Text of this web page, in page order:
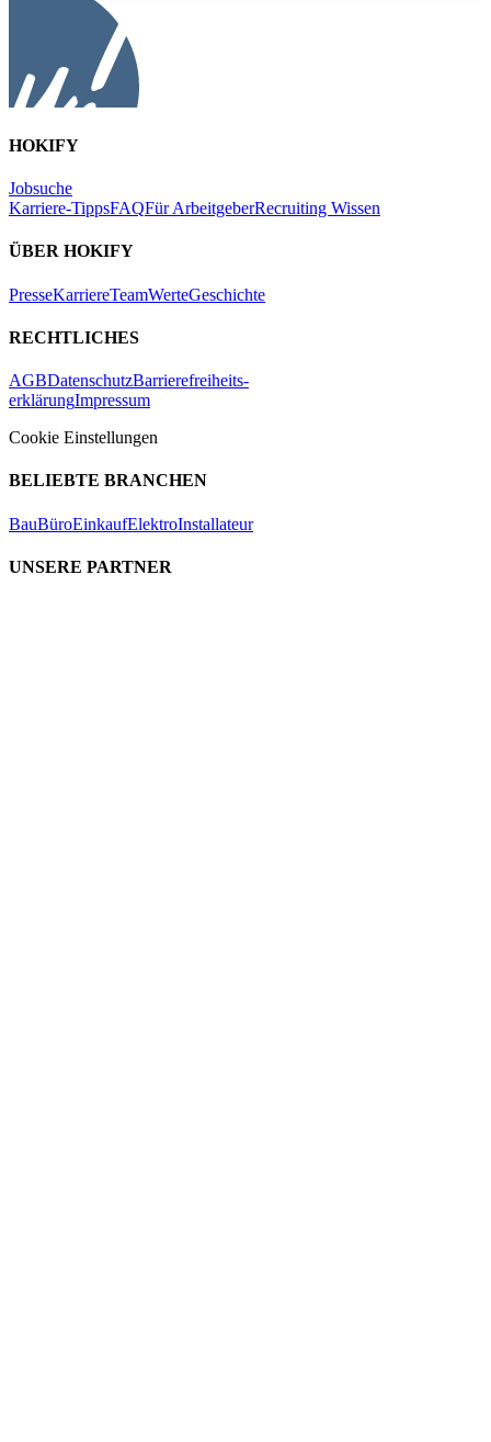
HOKIFY
Jobsuche
Karriere-TippsFAQFür ArbeitgeberRecruiting Wissen
ÜBER HOKIFY
PresseKarriereTeamWerteGeschichte
RECHTLICHES
AGBDatenschutzBarrierefreiheits-
erklärungImpressum
Cookie Einstellungen
BELIEBTE BRANCHEN
BauBüroEinkaufElektroInstallateur
UNSERE PARTNER